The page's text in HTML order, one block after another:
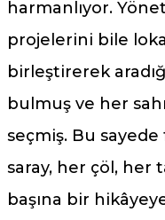
harmanlıyor.
projelerini bile
birleştirerek
bulmuş ve her
seçmiş. Bu
saray, her çöl, her
başına bir